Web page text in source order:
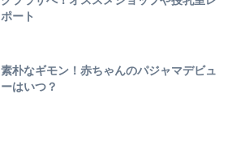
ポート
素朴なギモン！赤ちゃんのパジャマデビュ
ーはいつ？